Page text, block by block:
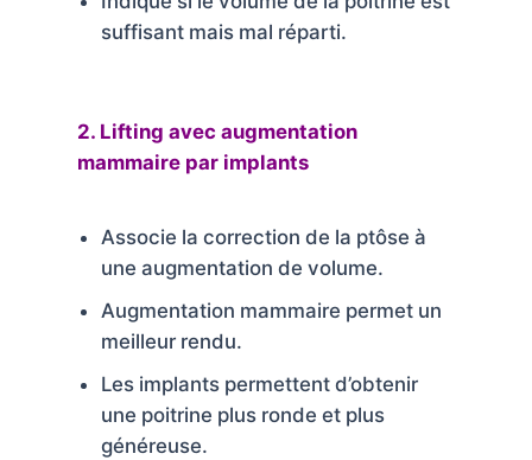
suffisant mais mal réparti.
2. Lifting avec augmentation
mammaire par implants
Associe la correction de la ptôse à
une augmentation de volume.
Augmentation mammaire permet un
meilleur rendu.
Les implants permettent d’obtenir
une poitrine plus ronde et plus
généreuse.